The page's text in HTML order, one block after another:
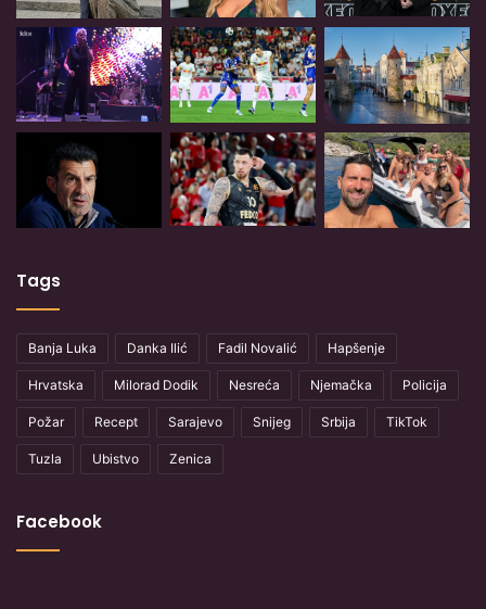
Tags
Banja Luka Danka Ilić Fadil Novalić Hapšenje
Hrvatska Milorad Dodik Nesreća Njemačka Policija
Požar Recept Sarajevo Snijeg Srbija TikTok
Tuzla Ubistvo Zenica
Facebook